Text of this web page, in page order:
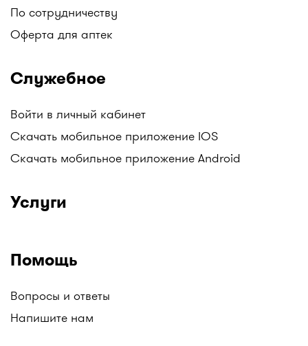
По сотрудничеству
Оферта для аптек
Служебное
Войти в личный кабинет
Скачать мобильное приложение IOS
Скачать мобильное приложение Android
Услуги
Помощь
Вопросы и ответы
Напишите нам